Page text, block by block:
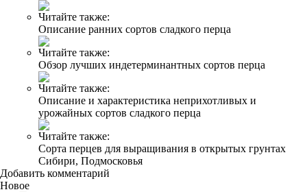
Читайте также:
Описание ранних сортов сладкого перца
Читайте также:
Обзор лучших индетерминантных сортов перца
Читайте также:
Описание и характеристика неприхотливых и
урожайных сортов сладкого перца
Читайте также:
Сорта перцев для выращивания в открытых грунтах
Сибири, Подмосковья
Добавить комментарий
Новое